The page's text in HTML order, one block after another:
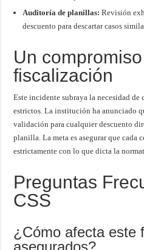
Auditoría de planillas: Revisión
descuento para descartar casos
Un
fiscalización
Este incidente subraya la necesidad
estrictos. La institución ha anunciado
validación para cualquier descuento
planilla. La meta es asegurar que cada
estrictamente con lo que dicta la
Preguntas
CSS
¿Cómo afecta este